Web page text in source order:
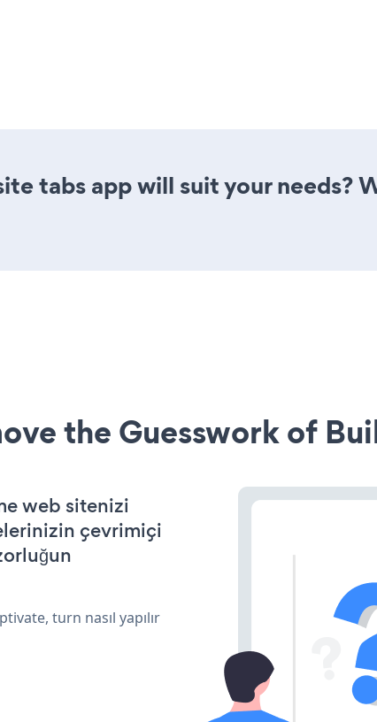
tabs app will suit your needs?
the Guesswork of
web sitenizi
çevrimiçi
turn nasıl yapılır